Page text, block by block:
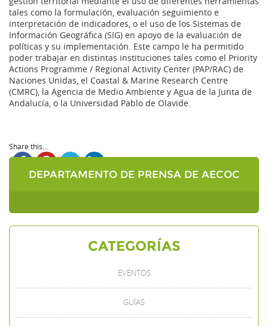
tales como la formulación, evaluación seguimiento e
interpretación de indicadores, o el uso de los Sistemas de
Información Geográfica (SIG) en apoyo de la evaluación de
políticas y su implementación. Este campo le ha permitido
poder trabajar en distintas instituciones tales como el Priority
Actions Programme / Regional Activity Center (PAP/RAC) de
Naciones Unidas, el Coastal & Marine Research Centre
(CMRC), la Agencia de Medio Ambiente y Agua de la Junta de
Andalucía, o la Universidad Pablo de Olavide.
Share this...
DEPARTAMENTO DE PRENSA DE AECOC
CATEGORÍAS
EVENTOS
GUÍAS